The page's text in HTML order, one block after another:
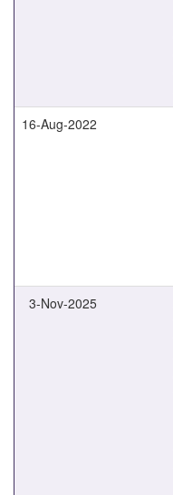
16-Aug-2022
3-Nov-2025